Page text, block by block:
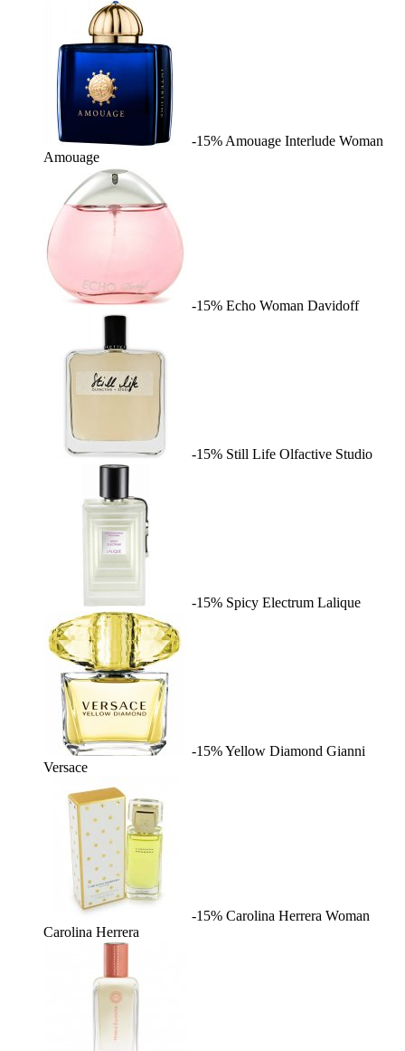
-15% Amouage Interlude Woman
Amouage
-15% Echo Woman Davidoff
-15% Still Life Olfactive Studio
-15% Spicy Electrum Lalique
-15%Yellow Diamond Gianni
Versace
-15% Carolina Herrera Woman
Carolina Herrera